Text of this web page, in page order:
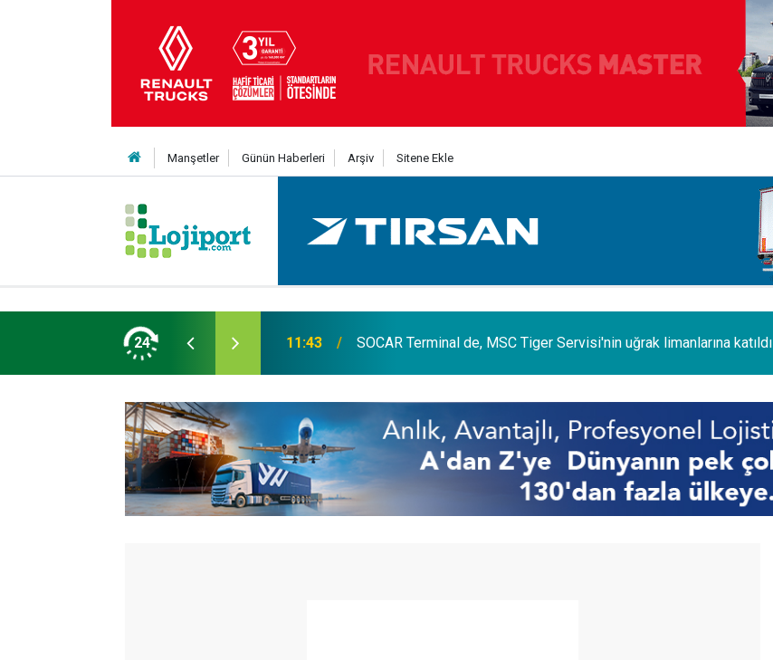
Manşetler Günün Haberleri Arşiv Sitene Ekle
24
Yıldıran vefat etti 11:43 SOCAR Terminal de, MSC Tiger Servisi'nin uğrak limanlarına katıldı